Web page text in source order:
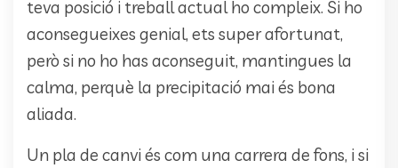
teva posició i treball actual ho compleix. Si ho
aconsegueixes genial, ets super afortunat,
però si no ho has aconseguit, mantingues la
calma, perquè la precipitació mai és bona
aliada.
Un pla de canvi és com una carrera de fons, i si